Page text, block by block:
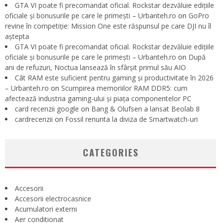
GTA VI poate fi precomandat oficial. Rockstar dezvăluie edițiile
oficiale și bonusurile pe care le primești – Urbanteh.ro on GoPro
revine în competiție: Mission One este răspunsul pe care DJI nu îl
aștepta
GTA VI poate fi precomandat oficial. Rockstar dezvăluie edițiile
oficiale și bonusurile pe care le primești – Urbanteh.ro on După
ani de refuzuri, Noctua lansează în sfârșit primul său AIO
Cât RAM este suficient pentru gaming și productivitate în 2026
– Urbanteh.ro on Scumpirea memoriilor RAM DDR5: cum
afectează industria gaming-ului și piața componentelor PC
card recenzii google on Bang & Olufsen a lansat Beolab 8
cardrecenzii on Fossil renunta la diviza de Smartwatch-uri
CATEGORIES
Accesorii
Accesorii electrocasnice
Acumulatori externi
Aer conditionat